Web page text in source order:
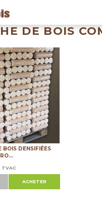
principal
DE BOIS
BOIS DENSIFIÉES
TVAC
ACHETER